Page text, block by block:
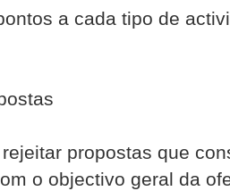
a cada tipo de
propostas que
o objectivo geral da